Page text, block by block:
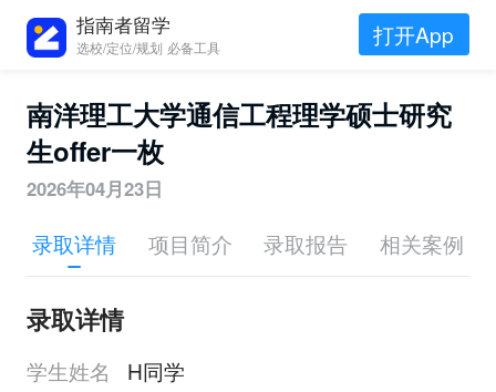
指南者留学
选校/定位/规划 必备工具 打开App
南洋理工大学通信工程理学硕士研究
生offer一枚
2026年04月23日
录取详情 项目简介 录取报告 相关案例
录取详情
学生姓名
H同学